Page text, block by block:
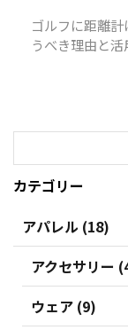
ゴルフに距離
うべき理由と活
カテゴリー
アパレル (18)
アクセサリー
ウェア (9)